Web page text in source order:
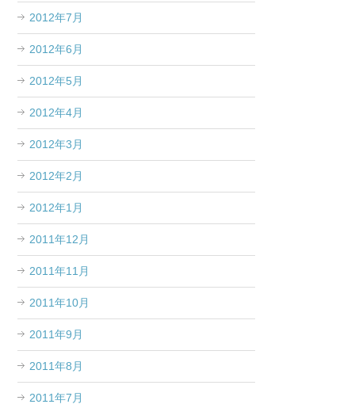
2012年7月
2012年6月
2012年5月
2012年4月
2012年3月
2012年2月
2012年1月
2011年12月
2011年11月
2011年10月
2011年9月
2011年8月
2011年7月